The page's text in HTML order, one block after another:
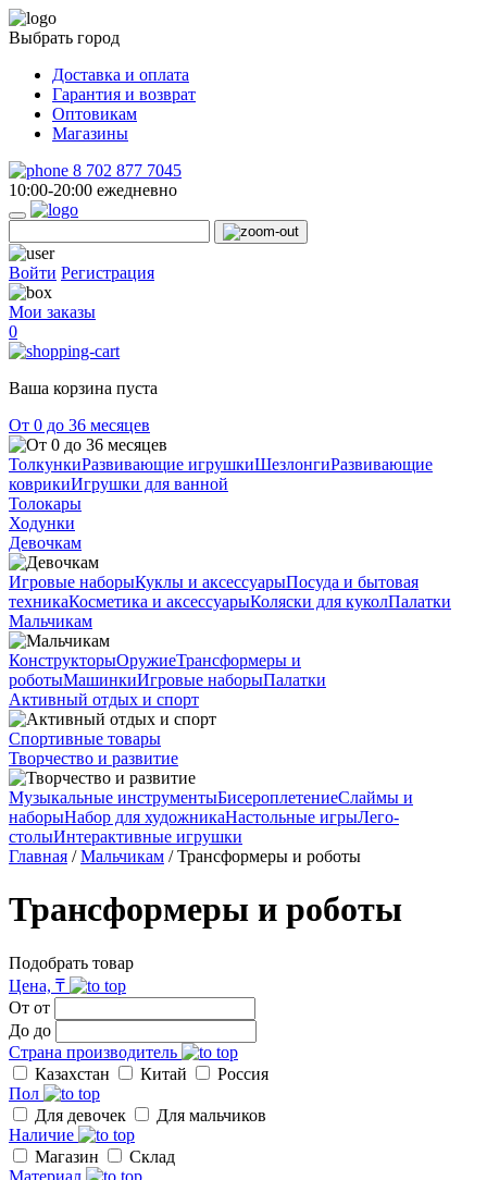
Выбрать город
Доставка и оплата
Гарантия и возврат
Оптовикам
Магазины
8 702 877 7045
10:00-20:00 ежедневно
Войти Регистрация
Мои заказы
0
Ваша корзина пуста
От 0 до 36 месяцев
ТолкункиРазвивающие игрушкиШезлонгиРазвивающие
коврикиИгрушки для ванной
Толокары
Ходунки
Девочкам
Игровые наборыКуклы и аксессуарыПосуда и бытовая
техникаКосметика и аксессуарыКоляски для куколПалатки
Мальчикам
КонструкторыОружиеТрансформеры и
роботыМашинкиИгровые наборыПалатки
Активный отдых и спорт
Спортивные товары
Творчество и развитие
Музыкальные инструментыБисероплетениеСлаймы и
наборыНабор для художникаНастольные игрыЛего-
столыИнтерактивные игрушки
Главная /Мальчикам / Трансформеры и роботы
Трансформеры и роботы
Подобрать товар
Цена, ₸
От от
До до
Страна производитель
Казахстан
Китай
Россия
Пол
Для девочек
Для мальчиков
Наличие
Магазин
Склад
Материал